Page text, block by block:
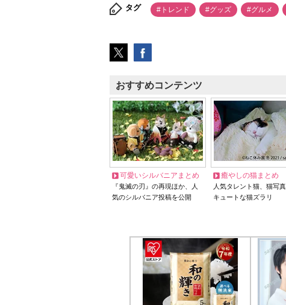
タグ #トレンド #グッズ #グルメ
おすすめコンテンツ
可愛いシルバニアまとめ
『鬼滅の刃』の再現ほか、人
気のシルバニア投稿を公開
癒やしの猫まとめ
人気タレント猫、猫写
キュートな猫ズラリ